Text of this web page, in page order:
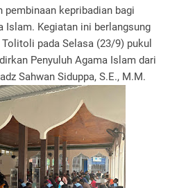
kepribadian bagi
Islam. Kegiatan ini berlangsung
pada Selasa (23/9) pukul
Penyuluh Agama Islam dari
Sahwan Siduppa, S.E., M.M.